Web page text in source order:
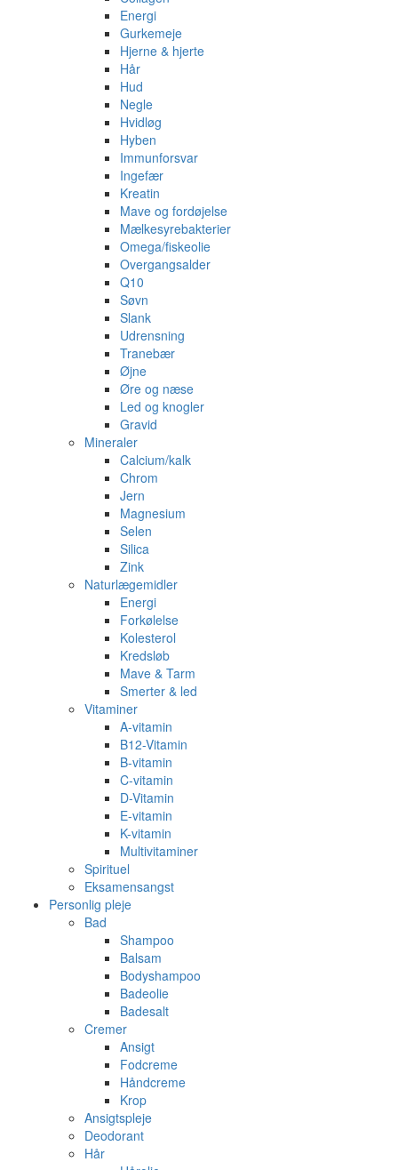
Energi
Gurkemeje
Hjerne & hjerte
Hår
Hud
Negle
Hvidløg
Hyben
Immunforsvar
Ingefær
Kreatin
Mave og fordøjelse
Mælkesyrebakterier
Omega/fiskeolie
Overgangsalder
Q10
Søvn
Slank
Udrensning
Tranebær
Øjne
Øre og næse
Led og knogler
Gravid
Mineraler
Calcium/kalk
Chrom
Jern
Magnesium
Selen
Silica
Zink
Naturlægemidler
Energi
Forkølelse
Kolesterol
Kredsløb
Mave & Tarm
Smerter & led
Vitaminer
A-vitamin
B12-Vitamin
B-vitamin
C-vitamin
D-Vitamin
E-vitamin
K-vitamin
Multivitaminer
Spirituel
Eksamensangst
Personlig pleje
Bad
Shampoo
Balsam
Bodyshampoo
Badeolie
Badesalt
Cremer
Ansigt
Fodcreme
Håndcreme
Krop
Ansigtspleje
Deodorant
Hår